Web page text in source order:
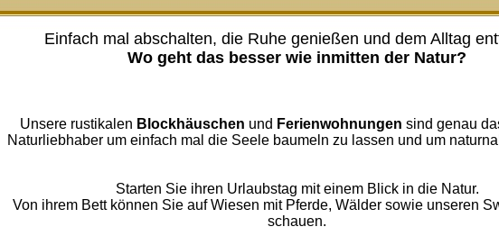
Einfach mal abschalten, die Ruhe genießen und dem Alltag
Wo geht das besser wie inmitten der Natur?
Unsere rustikalen Blockhäuschen und Ferienwohnungen sind genau
Naturliebhaber um einfach mal die Seele baumeln zu lassen und um
Starten Sie ihren Urlaubstag mit einem Blick in die Natur.
Von ihrem Bett können Sie auf Wiesen mit Pferde, Wälder sowie unseren
schauen.